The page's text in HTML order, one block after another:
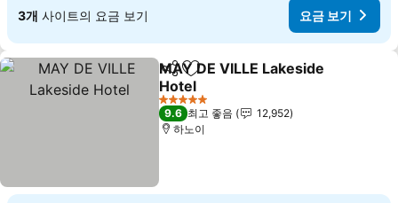
3개 사이트의 요금 보기 요금 보기
공유 즐겨찾기에 추가
MAY DE VILLE Lakeside
Hotel
요금 보기
5 성급
9.6 최고 좋음
12,952
하노이